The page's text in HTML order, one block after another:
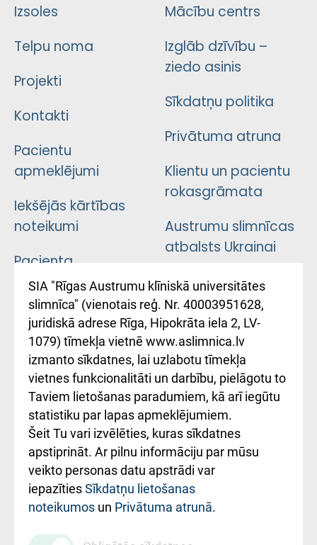
Izsoles
Telpu noma
Projekti
Kontakti
Pacientu
apmeklējumi
Iekšējās kārtības
noteikumi
Pacienta
atsauksmju/sūdzību
iesniegšanas
kārtība
Kā pie mums nokļūt
Rēķinu apmaksas
ceļvedis
Rekvizīti un
ārstniecības
iestādes kods
010000234
Mācību centrs
Izglāb dzīvību –
ziedo asinis
Sīkdatņu politika
Privātuma atruna
Klientu un pacientu
rokasgrāmata
Austrumu slimnīcas
atbalsts Ukrainai
Підтримка Східної
лікарні та співпраця з
Україною
SIA "Rīgas Austrumu klīniskā universitātes
slimnīca" (vienotais reģ. Nr. 40003951628,
juridiskā adrese Rīga, Hipokrāta iela 2, LV-
1079) tīmekļa vietnē www.aslimnica.lv
izmanto sīkdatnes, lai uzlabotu tīmekļa
vietnes funkcionalitāti un darbību, pielāgotu to
Taviem lietošanas paradumiem, kā arī iegūtu
statistiku par lapas apmeklējumiem.
Šeit Tu vari izvēlēties, kuras sīkdatnes
apstiprināt. Ar pilnu informāciju par mūsu
veikto personas datu apstrādi var
iepazītiesSīkdatņu lietošanas
noteikumos un Privātuma atrunā.